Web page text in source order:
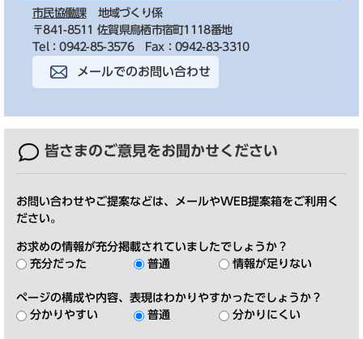
市民協働課
地域づくり係
〒841-8511 佐賀県鳥栖市宿町1118番地
Tel：0942-85-3576
Fax：0942-83-3310
メールでのお問い合わせ
皆さまのご意見をお聞かせください
お問い合わせやご提案などは、メールやWEB提案箱をご利用く
ださい。
お求めの情報が充分掲載されていましたでしょうか？
充分だった
普通 情報が足りない
ページの構成や内容、表現はわかりやすかったでしょうか？
分かりやすい
普通 分かりにくい